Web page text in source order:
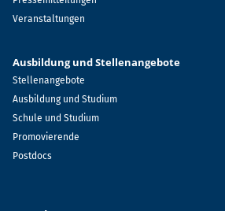
Veranstaltungen
Ausbildung und Stellenangebote
Stellenangebote
Ausbildung und Studium
Schule und Studium
Promovierende
Postdocs